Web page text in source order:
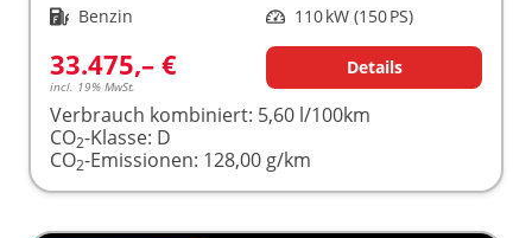
Kraftstoff Benzin Leistung 110 kW (150 PS)
33.475,– €
incl. 19% MwSt.
Details
Verbrauch kombiniert: 5,60 l/100km
CO2-Klasse: D
CO2-Emissionen: 128,00 g/km